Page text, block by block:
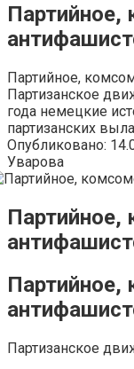
Партийное,
Партийное,
Партизанское
года немецкие
партизанских
Опубликовано:
Уварова
Партийное,
Партийное,
Партизанское